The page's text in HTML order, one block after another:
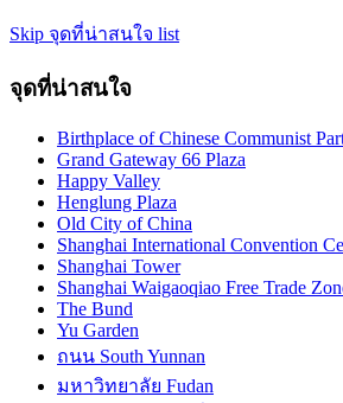
Skip จุดที่น่าสนใจ list
จุดที่น่าสนใจ
Birthplace of Chinese Communist
Grand Gateway 66 Plaza
Happy Valley
Henglung Plaza
Old City of China
Shanghai International Convention
Shanghai Tower
Shanghai Waigaoqiao Free Trade
The Bund
Yu Garden
ถนน South Yunnan
มหาวิทยาลัย Fudan